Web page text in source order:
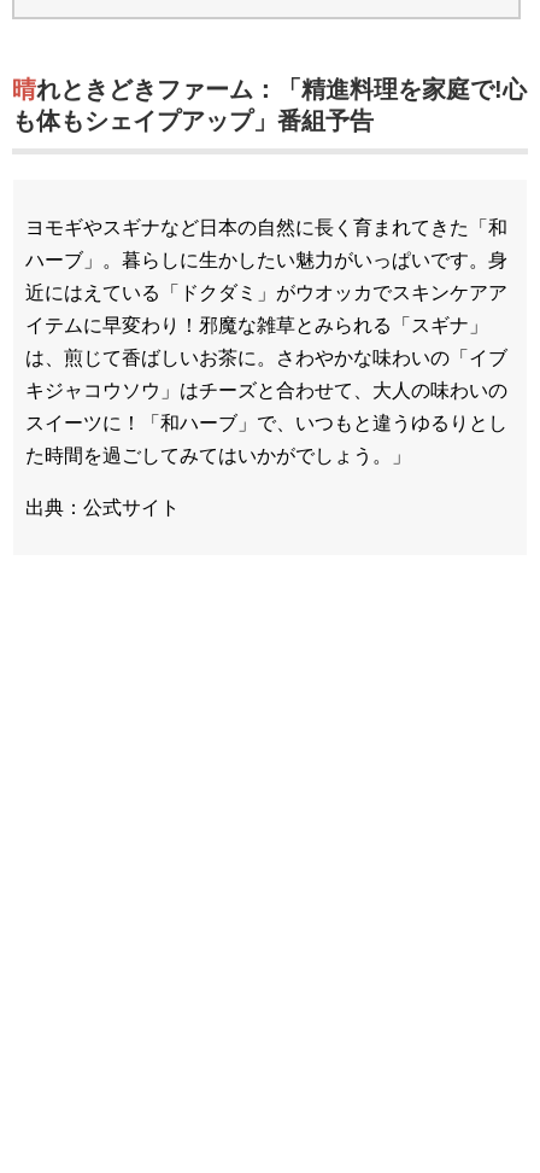
晴れときどきファーム：「精進料理を家庭で!心
も体もシェイプアップ」番組予告
ヨモギやスギナなど日本の自然に長く育まれてきた「和
ハーブ」。暮らしに生かしたい魅力がいっぱいです。身
近にはえている「ドクダミ」がウオッカでスキンケアア
イテムに早変わり！邪魔な雑草とみられる「スギナ」
は、煎じて香ばしいお茶に。さわやかな味わいの「イブ
キジャコウソウ」はチーズと合わせて、大人の味わいの
スイーツに！「和ハーブ」で、いつもと違うゆるりとし
た時間を過ごしてみてはいかがでしょう。」
出典：公式サイト